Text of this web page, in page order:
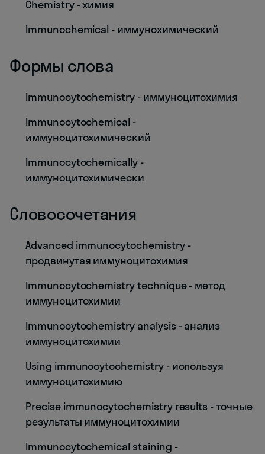
Chemistry - химия
Immunochemical - иммунохимический
Формы слова
Immunocytochemistry - иммуноцитохимия
Immunocytochemical -
иммуноцитохимический
Immunocytochemically -
иммуноцитохимически
Словосочетания
Advanced immunocytochemistry -
продвинутая иммуноцитохимия
Immunocytochemistry technique - метод
иммуноцитохимии
Immunocytochemistry analysis - анализ
иммуноцитохимии
Using immunocytochemistry - используя
иммуноцитохимию
Precise immunocytochemistry results - точные
результаты иммуноцитохимии
Immunocytochemical staining -